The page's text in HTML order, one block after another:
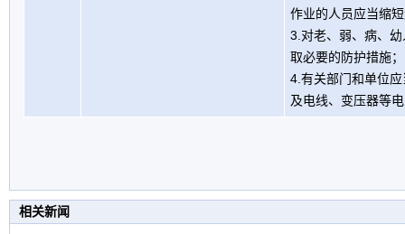
作业的人员应当缩
3.对老、弱、病、
取必要的防护措施；
4.有关部门和单位
及电线、变压器等
相关新闻